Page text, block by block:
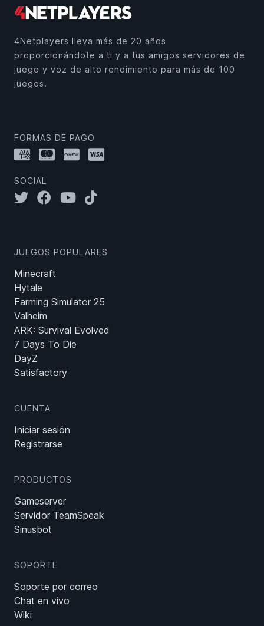
4Netplayers lleva más de 20 años
proporcionándote a ti y a tus amigos servidores de
juego y voz de alto rendimiento para más de 100
juegos.
FORMAS DE PAGO
SOCIAL
JUEGOS POPULARES
Minecraft
Hytale
Farming Simulator 25
Valheim
ARK: Survival Evolved
7 Days To Die
DayZ
Satisfactory
CUENTA
Iniciar sesión
Registrarse
PRODUCTOS
Gameserver
Servidor TeamSpeak
Sinusbot
SOPORTE
Soporte por correo
Chat en vivo
Wiki